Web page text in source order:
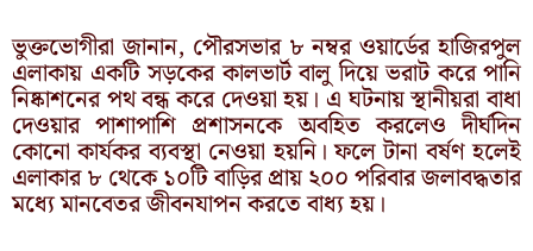
ভুক্তভোগীরা জানান, পৌরসভার ৮ নম্বর ওয়ার্ডের হাজিরপুল
এলাকায় একটি সড়কের কালভার্ট বালু দিয়ে ভরাট করে পানি
নিষ্কাশনের পথ বন্ধ করে দেওয়া হয়। এ ঘটনায় স্থানীয়রা বাধা
দেওয়ার পাশাপাশি প্রশাসনকে অবহিত করলেও দীর্ঘদিন
কোনো কার্যকর ব্যবস্থা নেওয়া হয়নি। ফলে টানা বর্ষণ হলেই
এলাকার ৮ থেকে ১০টি বাড়ির প্রায় ২০০ পরিবার জলাবদ্ধতার
মধ্যে মানবেতর জীবনযাপন করতে বাধ্য হয়।